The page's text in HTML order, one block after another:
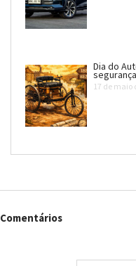
Dia do
17 de maio
Comentários